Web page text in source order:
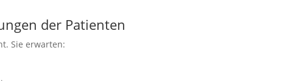
der Patienten
Sie erwarten: